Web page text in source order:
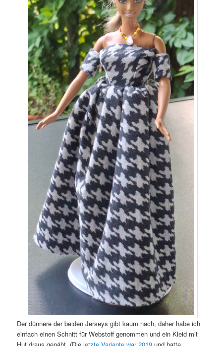
Der dünnere der beiden Jerseys gibt kaum nach, daher habe ich
einfach einen Schnitt für Webstoff genommen und ein Kleid mit
Hut draus genäht. (Dieletzte Variante war 2019 und hatte